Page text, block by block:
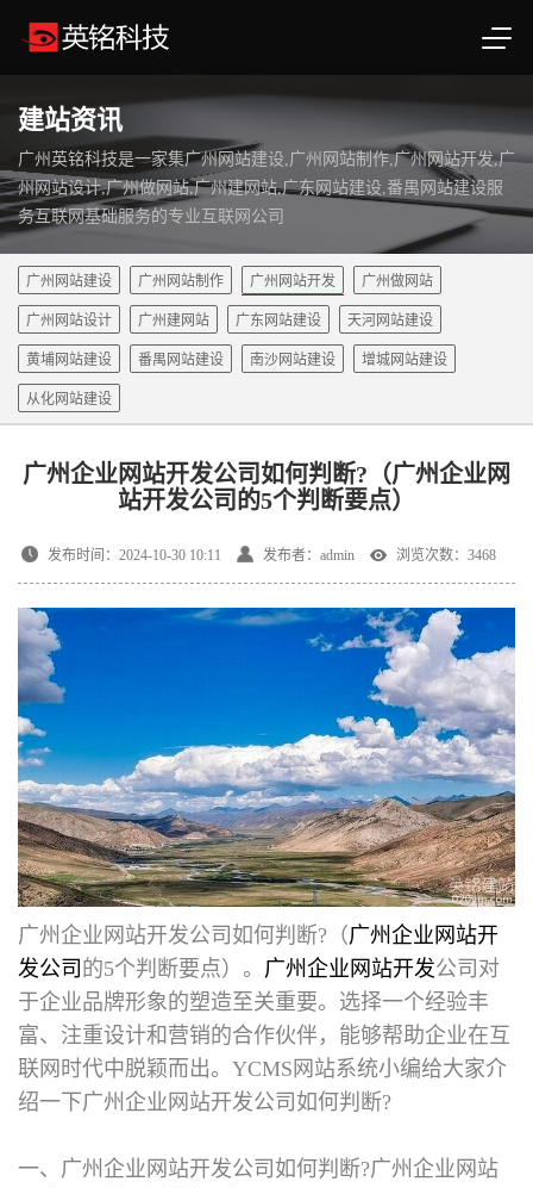
建站资讯
广州英铭科技是一家集广州网站建设,广州网站制作,广州网站开发,广
州网站设计,广州做网站,广州建网站,广东网站建设,番禺网站建设服
务互联网基础服务的专业互联网公司
广州网站建设 广州网站制作 广州网站开发 广州做网站
广州网站设计 广州建网站 广东网站建设 天河网站建设
黄埔网站建设 番禺网站建设 南沙网站建设 增城网站建设
从化网站建设
广州企业网站开发公司如何判断?（广州企业网
站开发公司的5个判断要点）
发布时间：2024-10-30 10:11 发布者：admin 浏览次数：3468
广州企业网站开发公司如何判断?（广州企业网站开
发公司 的5个判断要点）。 广州企业网站开发公司对
于企业品牌形象的塑造至关重要。选择一个经验丰
富、注重设计和营销的合作伙伴，能够帮助企业在互
联网时代中脱颖而出。YCMS网站系统小编给大家介
绍一下广州企业网站开发公司如何判断?
一、广州企业网站开发公司如何判断?广州企业网站